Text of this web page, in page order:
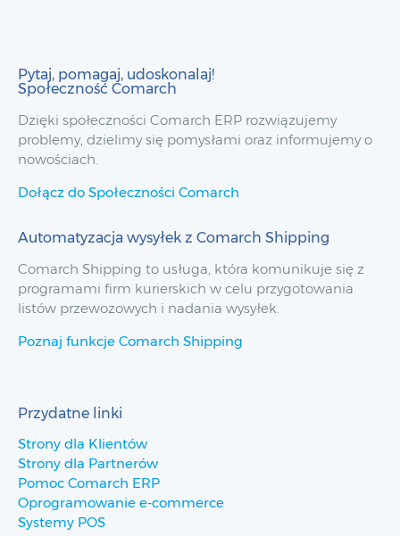
Pytaj, pomagaj, udoskonalaj!
Społeczność Comarch
Dzięki społeczności Comarch ERP rozwiązujemy
problemy, dzielimy się pomysłami oraz informujemy o
nowościach.
Dołącz do Społeczności Comarch
Automatyzacja wysyłek z Comarch Shipping
Comarch Shipping to usługa, która komunikuje się z
programami firm kurierskich w celu przygotowania
listów przewozowych i nadania wysyłek.
Poznaj funkcje Comarch Shipping
Przydatne linki
Strony dla Klientów
Strony dla Partnerów
Pomoc Comarch ERP
Oprogramowanie e-commerce
Systemy POS